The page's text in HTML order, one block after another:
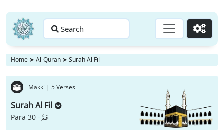
Search Go
Home ➤ Al-Quran ➤ Surah Al Fil
Makki | 5 Verses
Surah Al Fil
Para 30 -عَمَّ